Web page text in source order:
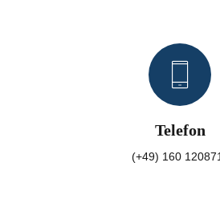
Telefon
(+49) 160